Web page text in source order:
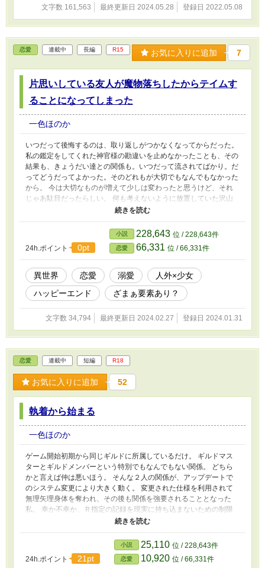
文字数 161,563 最終更新日 2024.05.28 登録日 2022.05.08
恋愛 連載中 長編 R15 お気に入りに追加 7
片思いしている友人が魔物落ちしたからテイムす
ることになってしまった
一色ほのか
いつだって後悔するのは、取り返しがつかなくなってからだった。
私の鑑定をしてくれた神官様の勘違いを止めなかったことも、その
結果も、きょうだい達との関係も。いつだって流されてばかり。だ
ってどうだってよかった。そのどれもが大切でもなんでもなかった
から。 今は大切なものが増えて少しは変わったと思うけど、それ
じゃあ駄目だったらしい。 何も考えないように放置していた沢山
のことが、今、牙を剥いて襲い掛かってくる。 …………それでも
き合って、自分を取り巻く世界と戦う道を選ぶ。 その先にどんな
苦難があっても、大切な人とこの先もずっと一緒に生きていくため
に。 ★…Ｒ表現有
24h.ポイント 0pt
小説 228,643 位 / 228,643件
恋愛 66,331 位 / 66,331件
異世界 恋愛 溺愛
人外×少女
ハッピーエンド
ざまぁ要素あり？
文字数 34,794 最終更新日 2024.02.27 登録日 2024.01.31
恋愛 連載中 短編 R18
お気に入りに追加 52
執着から始まる
一色ほのか
ゲーム開始初期から同じギルドに所属しているだけ。 ギルドマス
ターとギルドメンバーという特別でもなんでもない関係。 どちら
かと言えば仲は悪いほう。 そんな２人の関係が、アップデートで
のシステム変更により大きく動く。 変更された仕様を利用されて
無理矢理身体を奪われ、その後も関係を強要されることとなった
私。 幸か不幸か、Ｒ指定の記録を現実に持ち込まないための制限
機能のお陰で現実に大きな影響はなく、だけどその所為で対処に困
り、自分がどうしたいのか分からないまま関係はズルズルと続いて
いく。 そんな中、現実でも面倒な事件に巻き込まれて……！？ 執
着に気付かず過ごしていた私こと『有栖川天音』がゲームでもリア
ルでも絡め取られて、逃げられなくなるまで。 ●…ゲーム内 〇…
24h.ポイント 21pt
小説 25,110 位 / 228,643件
恋愛 10,920 位 / 66,331件